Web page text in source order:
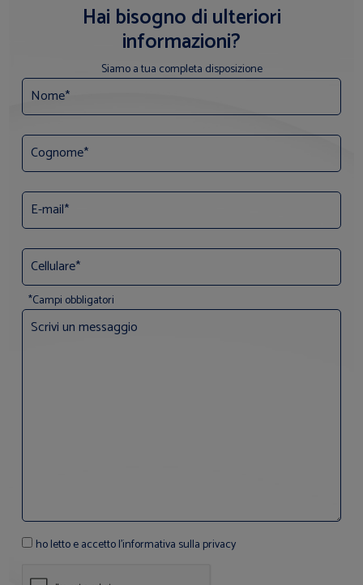
Hai bisogno di ulteriori
informazioni?
Siamo a tua completa disposizione
*Campi obbligatori
ho letto e accetto l'informativa sulla privacy